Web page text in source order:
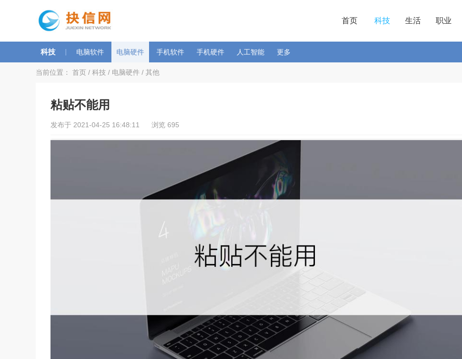
首页 科技 生活 职业
科技 | 电脑软件 电脑硬件 手机软件 手机硬件 人工智能 更多
当前位置： 首页 / 科技 / 电脑硬件 / 其他
粘贴不能用
发布于 2021-04-25 16:48:11 浏览 695